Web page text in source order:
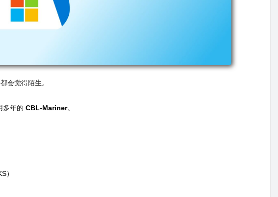
会觉得陌生。
多年的 CBL-Mariner。
）